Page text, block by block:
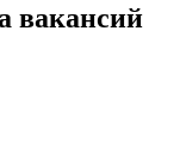
вакансий